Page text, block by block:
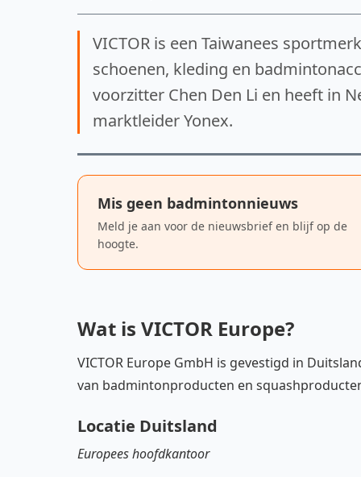
VICTOR is een Taiwanees
schoenen, kleding en
voorzitter Chen Den Li en heeft in
marktleider Yonex.
Mis geen badmintonnieuws
Meld je aan voor de nieuwsbrief en blijf op de
hoogte.
Wat is VICTOR Europe?
VICTOR Europe GmbH is gevestigd in
van badmintonproducten en
Locatie Duitsland
Europees hoofdkantoor